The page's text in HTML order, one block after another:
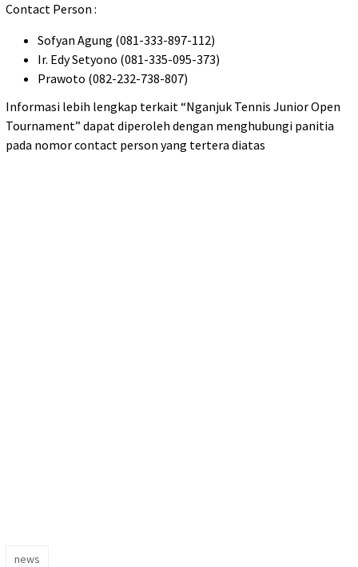
Contact Person :
Sofyan Agung (081-333-897-112)
Ir. Edy Setyono (081-335-095-373)
Prawoto (082-232-738-807)
Informasi lebih lengkap terkait “Nganjuk Tennis Junior Open
Tournament” dapat diperoleh dengan menghubungi panitia
pada nomor contact person yang tertera diatas
news